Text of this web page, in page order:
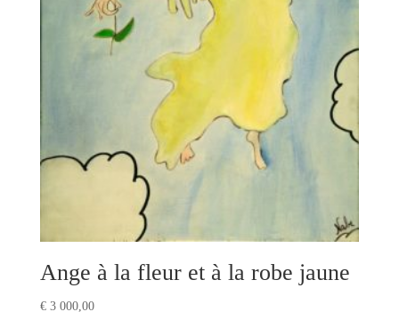
Ange à la fleur et à la robe jaune
€3 000,00